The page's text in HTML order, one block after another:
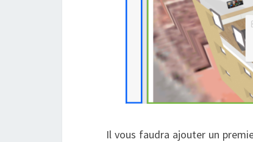
Il vous faudra ajouter un